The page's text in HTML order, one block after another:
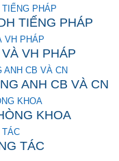
PHÁP
TIẾNG PHÁP
VH PHÁP
VH PHÁP
ANH CB VÀ CN
ANH CB VÀ CN
KHOA
KHOA
TÁC
TÁC